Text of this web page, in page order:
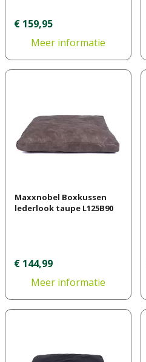
€ 159,95
Meer informatie
Maxxnobel Boxkussen
lederlook taupe L125B90
€ 144,99
Meer informatie